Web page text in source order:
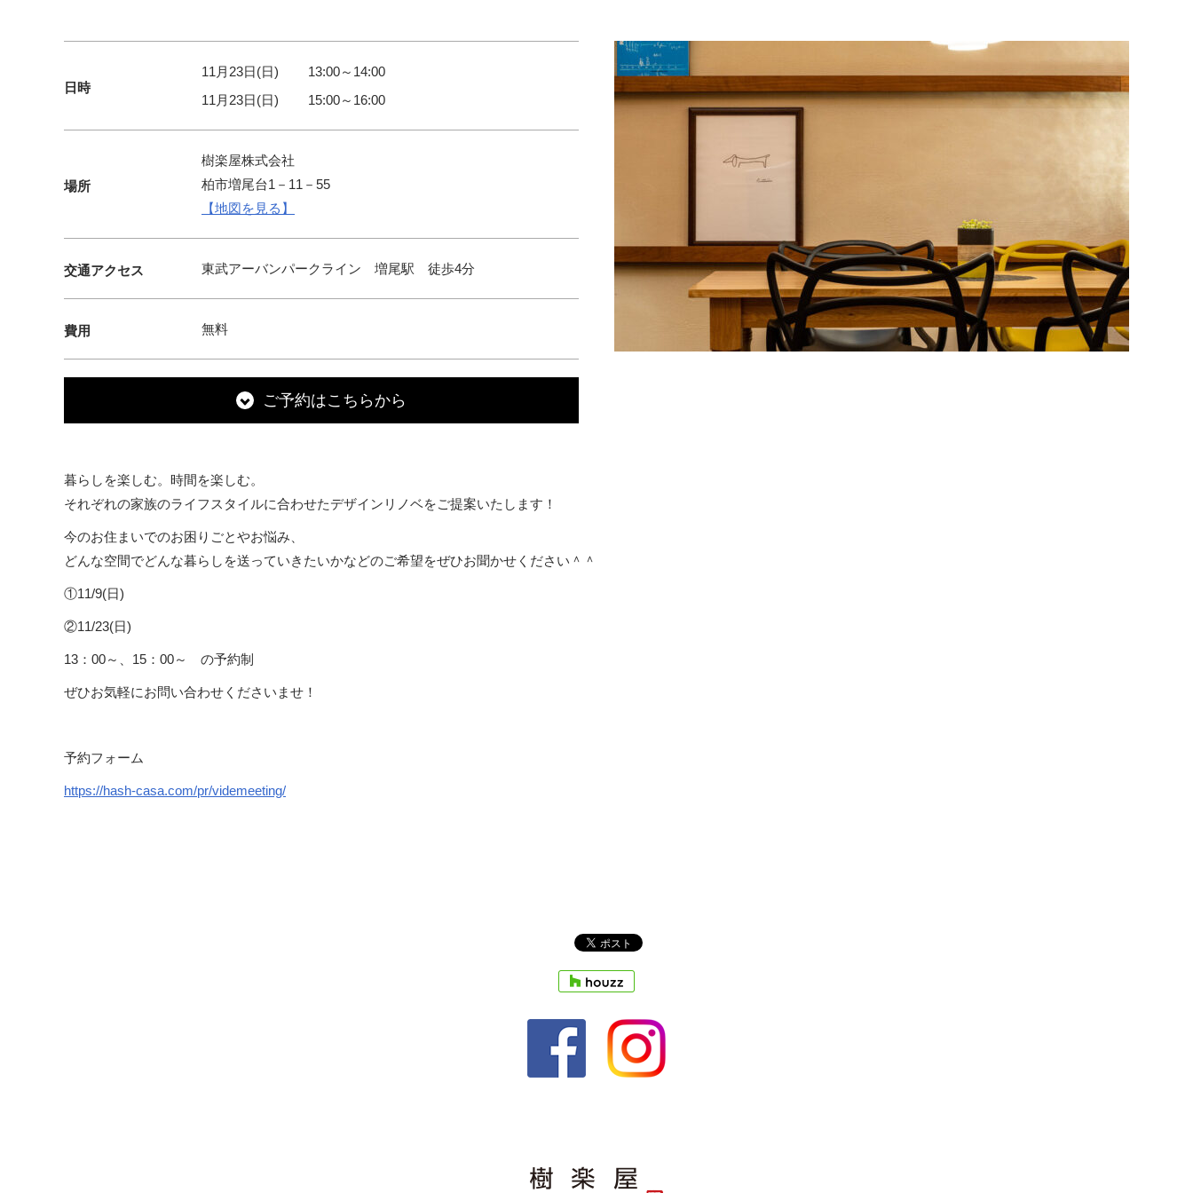
日時
11月23日(日)
13:00～14:00
11月23日(日)
15:00～16:00
場所
樹楽屋株式会社
柏市増尾台1－11－55
【地図を見る】
交通アクセス 東武アーバンパークライン 増尾駅 徒歩4分
費用 無料
ご予約はこちらから
暮らしを楽しむ。時間を楽しむ。
それぞれの家族のライフスタイルに合わせたデザインリノベをご提案いたします！
今のお住まいでのお困りごとやお悩み、
どんな空間でどんな暮らしを送っていきたいかなどのご希望をぜひお聞かせください＾＾
①11/9(日)
②11/23(日)
13：00～、15：00～ の予約制
ぜひお気軽にお問い合わせくださいませ！
予約フォーム
https://hash-casa.com/pr/videmeeting/